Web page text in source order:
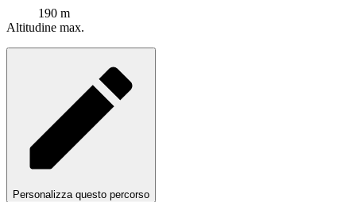
190 m
Altitudine max.
Personalizza questo percorso